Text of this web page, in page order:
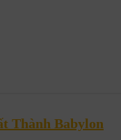
Thành Babylon